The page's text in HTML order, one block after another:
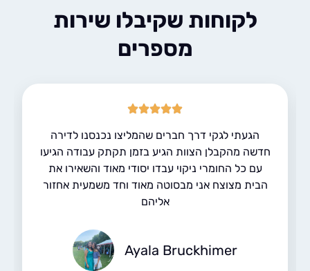
לקוחות שקיבלו שירות
מספרים
הגעתי לגקי דרך חברים שהמליצו נכנסנו לדירה
חדשה מהקבלן הצוות הגיע בזמן תקתק עבודה הגיעו
עם כל החומרי ניקוי עבדו יסודי מאוד והשאירו את
הבית מצוצח אני מבסוטה מאוד וחד משמעית אחזור
Ayala Bruckhimer